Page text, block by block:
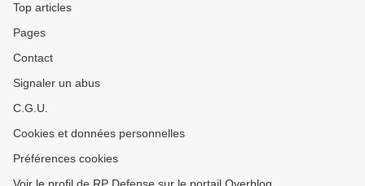
Top articles
Pages
Contact
Signaler un abus
C.G.U.
Cookies et données personnelles
Préférences cookies